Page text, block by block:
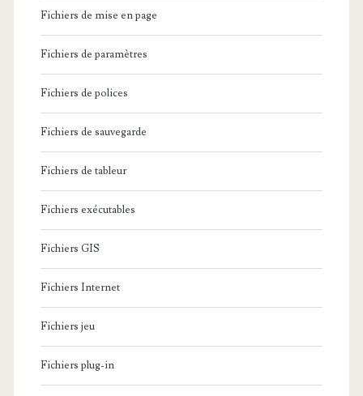
Fichiers de mise en page
Fichiers de paramètres
Fichiers de polices
Fichiers de sauvegarde
Fichiers de tableur
Fichiers exécutables
Fichiers GIS
Fichiers Internet
Fichiers jeu
Fichiers plug-in